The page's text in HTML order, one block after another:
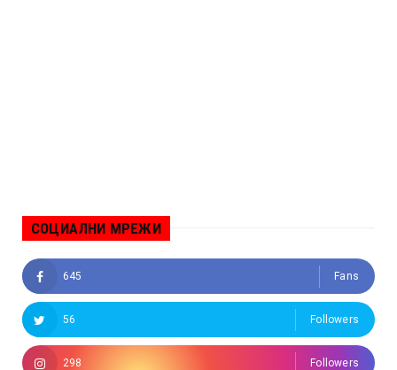
СОЦИАЛНИ МРЕЖИ
645 Fans
56 Followers
298 Followers